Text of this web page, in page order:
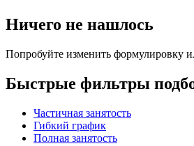
Ничего не нашлось
Попробуйте изменить формулировку
Быстрые фильтры
Частичная занятость
Гибкий график
Полная занятость